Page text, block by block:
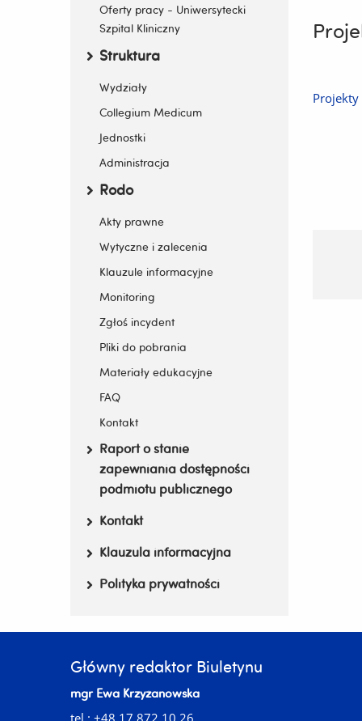
Oferty pracy - Uniwersytecki
Szpital Kliniczny
Struktura
Zwiń / rozwiń submenu
Wydziały
Collegium Medicum
Jednostki
Administracja
Rodo
Zwiń / rozwiń submenu
Akty prawne
Wytyczne i zalecenia
Klauzule informacyjne
Monitoring
Zgłoś incydent
Pliki do pobrania
Materiały edukacyjne
FAQ
Kontakt
Raport o stanie
zapewniania dostępności
podmiotu publicznego
Kontakt
Klauzula informacyjna
Polityka prywatności
Projekty
Główny redaktor Biuletynu
mgr Ewa Krzyżanowska
tel.: +48 17 872 10 26